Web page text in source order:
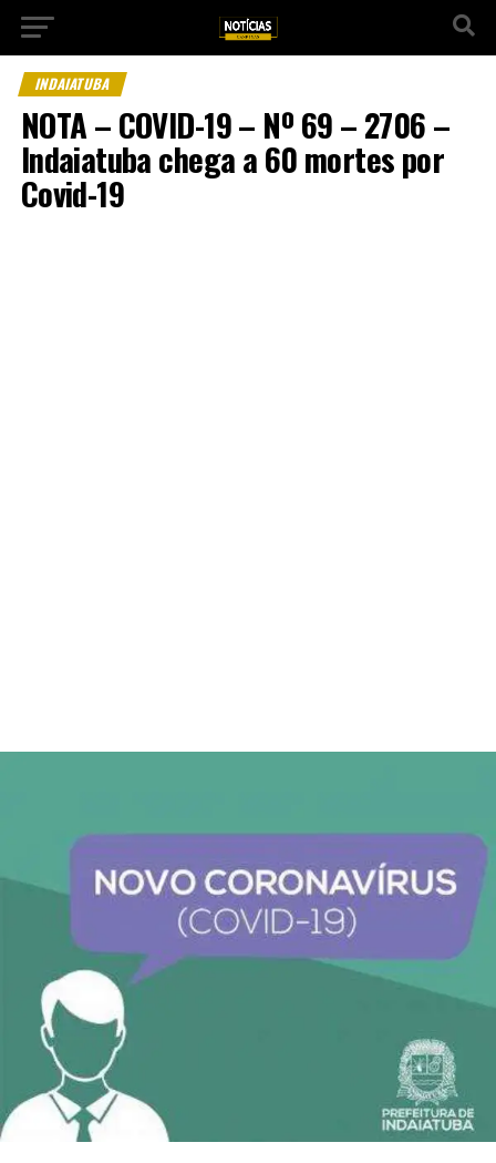
INDAIATUBA
NOTA – COVID-19 – Nº 69 – 2706 –
Indaiatuba chega a 60 mortes por
Covid-19